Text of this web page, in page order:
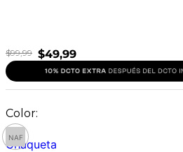
$99,99 $49,99